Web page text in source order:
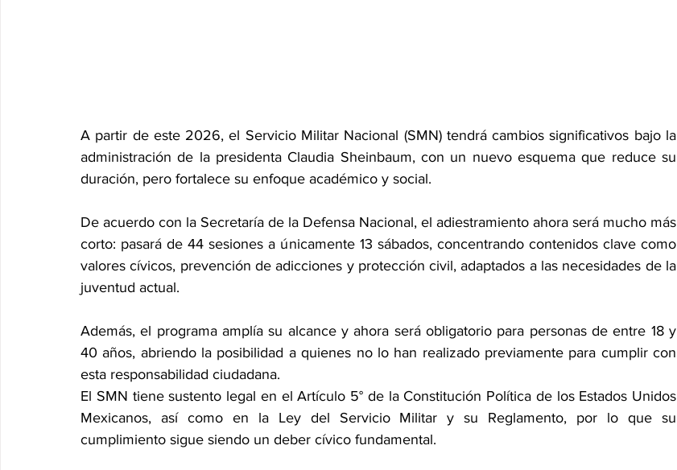
A partir de este 2026, el Servicio Militar Nacional (SMN) tendrá cambios significativos bajo la
administración de la presidenta Claudia Sheinbaum, con un nuevo esquema que reduce su
duración, pero fortalece su enfoque académico y social.
De acuerdo con la Secretaría de la Defensa Nacional, el adiestramiento ahora será mucho más
corto: pasará de 44 sesiones a únicamente 13 sábados, concentrando contenidos clave como
valores cívicos, prevención de adicciones y protección civil, adaptados a las necesidades de la
juventud actual.
Además, el programa amplía su alcance y ahora será obligatorio para personas de entre 18 y
40 años, abriendo la posibilidad a quienes no lo han realizado previamente para cumplir con
esta responsabilidad ciudadana.
El SMN tiene sustento legal en el Artículo 5° de la Constitución Política de los Estados Unidos
Mexicanos, así como en la Ley del Servicio Militar y su Reglamento, por lo que su
cumplimiento sigue siendo un deber cívico fundamental.